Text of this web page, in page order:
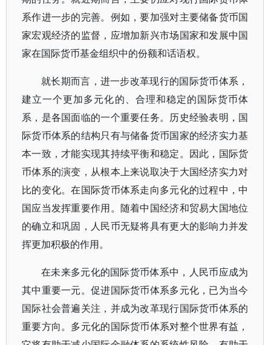
系作进一步的完善。例如，要加强对主要储备货币国
家宏观经济的监督，应增加新兴市场国家和发展中国
家在国际货币基金组织中的份额和话语权。
就长期而言，进一步改革现行的国际货币体系，
建立一个更加多元化的、合理和稳定的国际货币体
系，是各国面临的一个重要任务。历史经验表明，国
际货币体系的结构只有与储备货币国家的经济实力基
本一致，才能实现其持续平衡和稳定。因此，国际货
币体系的演变，从根本上来说取决于大国经济实力对
比的变化。在国际货币体系走向多元化的过程中，中
国应当发挥重要作用。随着中国经济和贸易大国地位
的确立和巩固，人民币无疑将具有更大的影响力并发
挥更加积极的作用。
在未来多元化的国际货币体系中，人民币应成为
其中重要一元。促进国际货币体系多元化，已为当今
国际社会普遍关注，并成为改革现行国际货币体系的
重要方向。多元化的国际货币体系对整个世界有益，